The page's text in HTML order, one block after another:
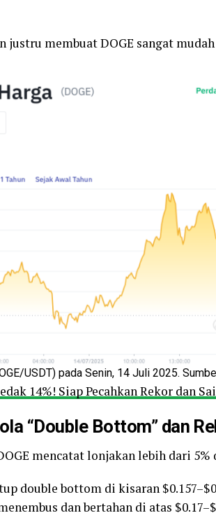
justru membuat DOGE sangat
USDT) pada Senin, 14 Juli 2025.
14%! Siap Pecahkan Rekor dan
“Double Bottom” dan
mencatat lonjakan lebih dari
double bottom di kisaran
dan bertahan di atas